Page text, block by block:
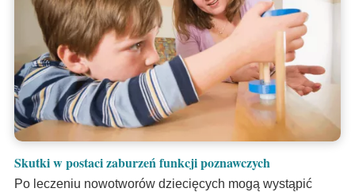
Skutki w postaci zaburzeń funkcji poznawczych
Po leczeniu nowotworów dziecięcych mogą wystąpić